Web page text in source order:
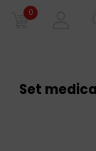
0
Set